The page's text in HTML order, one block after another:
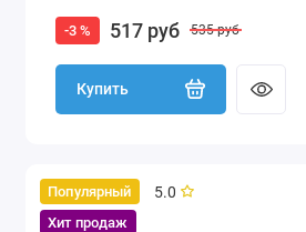
-3 % 517 руб 535 руб
Купить
Популярный
Хит продаж
5.0